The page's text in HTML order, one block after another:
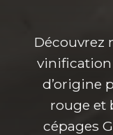
Découvrez
d’origine
rouge et
cépages